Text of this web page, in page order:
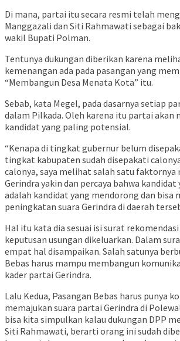
Di mana, partai itu secara resmi telah
Manggazali dan Siti Rahmawati sebagai
wakil Bupati Polman.
Tentunya dukungan diberikan karena
kemenangan ada pada pasangan yang
“Membangun Desa Menata Kota” itu.
Sebab, kata Megel, pada dasarnya setiap
dalam Pilkada. Oleh karena itu partai akan
kandidat yang paling potensial.
“Kenapa di tingkat gubernur belum
tingkat kabupaten sudah disepakati
calonya, saya melihat salah satu faktornya
Gerindra yakin dan percaya bahwa kandidat
adalah kandidat yang mendorong dan bisa
peningkatan suara Gerindra di daerah
Hal itu kata dia sesuai isi surat
keputusan usungan dikeluarkan. Dalam
empat hal disampaikan. Salah satunya
Bebas harus mampu membangun
kader partai Gerindra.
Lalu Kedua, Pasangan Bebas harus punya
memajukan suara partai Gerindra di
bisa kita simpulkan kalau dukungan DPP
Siti Rahmawati, berarti orang ini sudah